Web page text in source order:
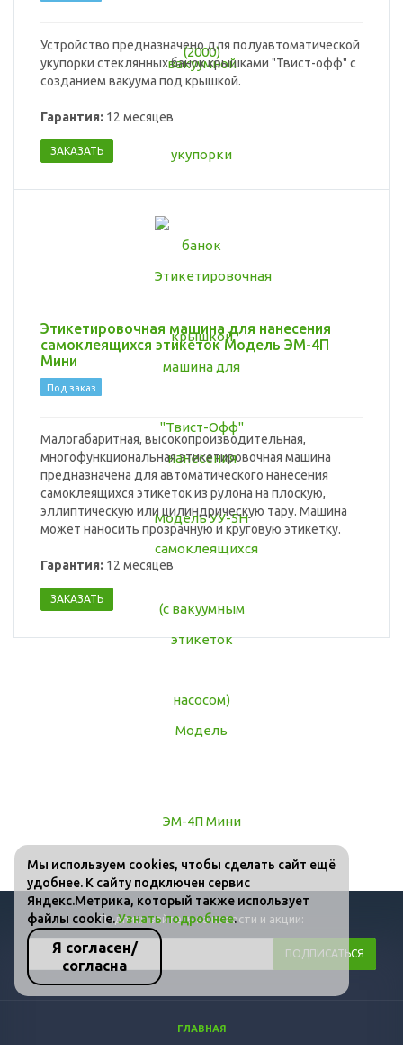
Устройство предназначено для полуавтоматической
укупорки стеклянных банок крышками "Твист-офф" с
созданием вакуума под крышкой.
Гарантия: 12 месяцев
ЗАКАЗАТЬ
Этикетировочная машина для нанесения
самоклеящихся этикеток Модель ЭМ-4П
Мини
Под заказ
Малогабаритная, высокопроизводительная,
многофункциональная этикетировочная машина
предназначена для автоматического нанесения
самоклеящихся этикеток из рулона на плоскую,
эллиптическую или цилиндрическую тару. Машина
может наносить прозрачную и круговую этикетку.
Гарантия: 12 месяцев
ЗАКАЗАТЬ
Подписывайтесь на новости и акции:
ГЛАВНАЯ
Мы используем cookies, чтобы сделать сайт ещё
удобнее. К сайту подключен сервис
Яндекс.Метрика, который также использует
файлы cookie.Узнать подробнее.
Я согласен/
согласна